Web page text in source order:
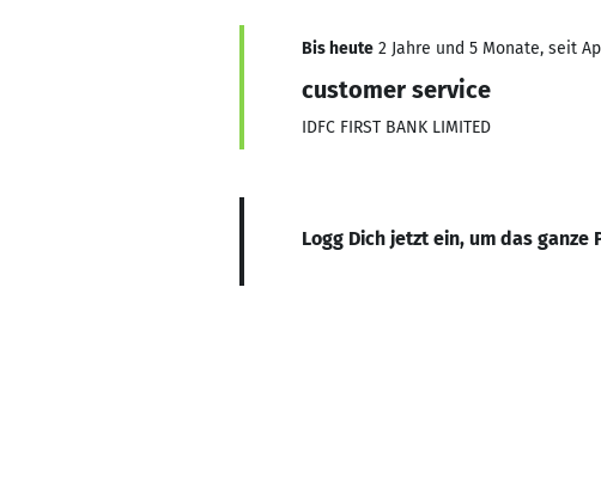
Bis heute 2 Jahre und 5 Monate, seit
customer service
IDFC FIRST BANK LIMITED
Logg Dich jetzt ein, um das ganze